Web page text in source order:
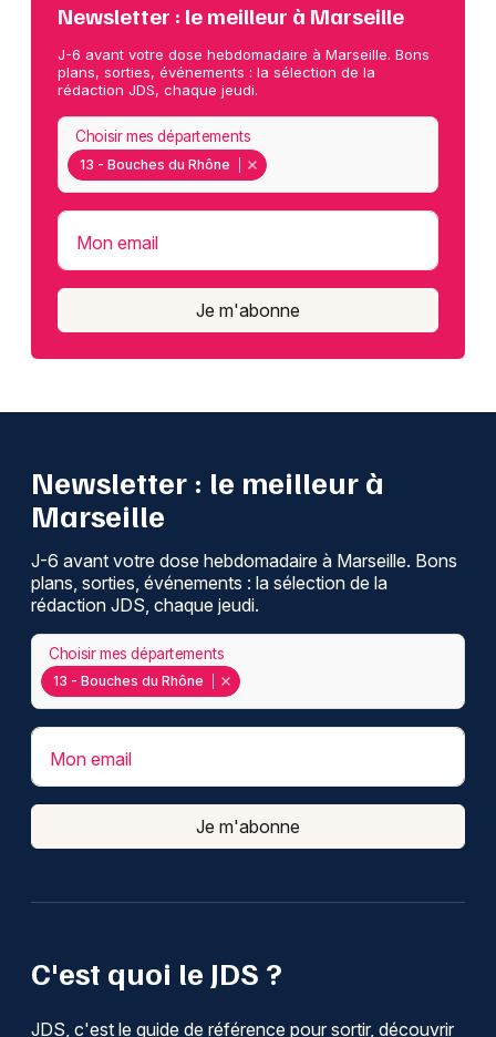
Newsletter : le meilleur à Marseille
J-6 avant votre dose hebdomadaire à Marseille. Bons
plans, sorties, événements : la sélection de la
rédaction JDS, chaque jeudi.
13 - Bouches du Rhône
Choisir mes départements
Mon email
Je m'abonne
C'est quoi le JDS ?
JDS, c'est le guide de référence pour sortir, découvrir
Newsletter : le meilleur à
Marseille
J-6 avant votre dose hebdomadaire à Marseille. Bons
plans, sorties, événements : la sélection de la
rédaction JDS, chaque jeudi.
13 - Bouches du Rhône
Choisir mes départements
Mon email
Je m'abonne